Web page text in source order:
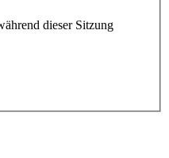
dieser Sitzung